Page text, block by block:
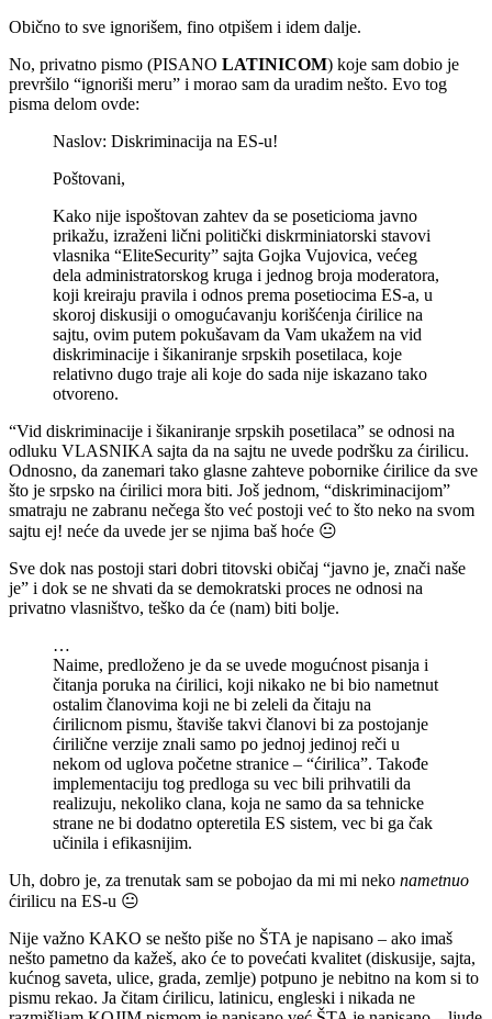
Obično to sve ignorišem, fino otpišem i idem dalje.
No, privatno pismo (PISANO LATINICOM) koje sam dobio je
prevršilo “ignoriši meru” i morao sam da uradim nešto. Evo tog
pisma delom ovde:
Naslov: Diskriminacija na ES-u!
Poštovani,
Kako nije ispoštovan zahtev da se poseticioma javno
prikažu, izraženi lični politički diskrminiatorski stavovi
vlasnika “EliteSecurity” sajta Gojka Vujovica, većeg
dela administratorskog kruga i jednog broja moderatora,
koji kreiraju pravila i odnos prema posetiocima ES-a, u
skoroj diskusiji o omogućavanju korišćenja ćirilice na
sajtu, ovim putem pokušavam da Vam ukažem na vid
diskriminacije i šikaniranje srpskih posetilaca, koje
relativno dugo traje ali koje do sada nije iskazano tako
otvoreno.
“Vid diskriminacije i šikaniranje srpskih posetilaca” se odnosi na
odluku VLASNIKA sajta da na sajtu ne uvede podršku za ćirilicu.
Odnosno, da zanemari tako glasne zahteve pobornike ćirilice da sve
što je srpsko na ćirilici mora biti. Još jednom, “diskriminacijom”
smatraju ne zabranu nečega što već postoji već to što neko na svom
sajtu ej! neće da uvede jer se njima baš hoće 😐
Sve dok nas postoji stari dobri titovski običaj “javno je, znači naše
je” i dok se ne shvati da se demokratski proces ne odnosi na
privatno vlasništvo, teško da će (nam) biti bolje.
…
Naime, predloženo je da se uvede mogućnost pisanja i
čitanja poruka na ćirilici, koji nikako ne bi bio nametnut
ostalim članovima koji ne bi zeleli da čitaju na
ćirilicnom pismu, štaviše takvi članovi bi za postojanje
ćirilične verzije znali samo po jednoj jedinoj reči u
nekom od uglova početne stranice – “ćirilica”. Takođe
implementaciju tog predloga su vec bili prihvatili da
realizuju, nekoliko clana, koja ne samo da sa tehnicke
strane ne bi dodatno opteretila ES sistem, vec bi ga čak
učinila i efikasnijim.
Uh, dobro je, za trenutak sam se pobojao da mi mi neko nametnuo
ćirilicu na ES-u 😐
Nije važno KAKO se nešto piše no ŠTA je napisano – ako imaš
nešto pametno da kažeš, ako će to povećati kvalitet (diskusije, sajta,
kućnog saveta, ulice, grada, zemlje) potpuno je nebitno na kom si to
pismu rekao. Ja čitam ćirilicu, latinicu, engleski i nikada ne